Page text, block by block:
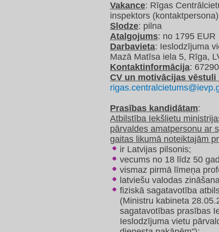
Vakance: Rīgas
inspektors
Slodze: pilna
Atalgojums: no 1795 EUR
Darbavieta: Ieslodzījuma
Mazā Matīsa iela 5, Rīga,
Kontaktinformācija:
CV un motivācijas vēstuli
Prasības kandidātam:
Atbilstība Iekšlietu
pārvaldes amatpersonu ar
gaitas likumā noteiktajām
ir Latvijas pilsonis;
vecums no 18 līdz 50
vismaz pirmā līmeņa
latviešu valodas
fiziskā sagatavotība
(Ministru kabineta
sagatavotības prasības
Ieslodzījuma vietu